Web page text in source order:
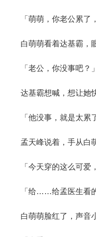
「萌萌，你老公累了，
白萌萌看着达基霸，眼
「老公，你没事吧？」
达基霸想喊，想让她快
「他没事，就是太累了
孟天峰说着，手从白萌
「今天穿的这么可爱，
「给……给孟医生看的
白萌萌脸红了，声音小